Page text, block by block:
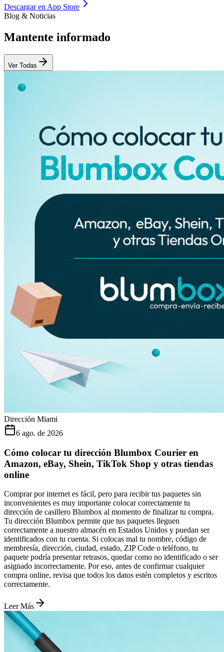
Descargar en App Store
Blog & Noticias
Mantente informado
Ver Todas
Dirección Miami
6 ago. de 2026
Cómo colocar tu dirección Blumbox Courier en
Amazon, eBay, Shein, TikTok Shop y otras tiendas
online
Comprar por internet es fácil, pero para recibir tus paquetes sin
inconvenientes es muy importante colocar correctamente tu
dirección de casillero Blumbox al momento de finalizar tu compra.
Tu dirección Blumbox permite que tus paquetes lleguen
correctamente a nuestro almacén en Estados Unidos y puedan ser
identificados con tu cuenta. Si colocas mal tu nombre, código de
membresía, dirección, ciudad, estado, ZIP Code o teléfono, tu
paquete podría presentar retrasos, quedar como no identificado o ser
asignado incorrectamente. Por eso, antes de confirmar cualquier
compra online, revisa que todos los datos estén completos y escritos
correctamente.
Leer Más